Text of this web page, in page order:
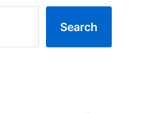
Search